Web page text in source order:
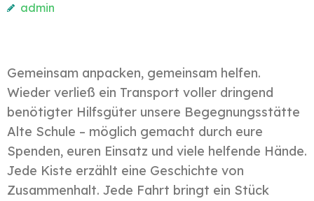
admin
Gemeinsam anpacken, gemeinsam helfen.
Wieder verließ ein Transport voller dringend
benötigter Hilfsgüter unsere Begegnungsstätte
Alte Schule – möglich gemacht durch eure
Spenden, euren Einsatz und viele helfende Hände.
Jede Kiste erzählt eine Geschichte von
Zusammenhalt. Jede Fahrt bringt ein Stück